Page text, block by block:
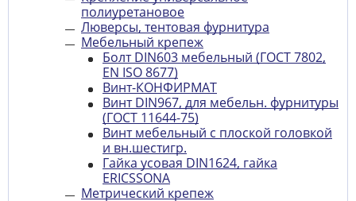
полиуретановое
Люверсы, тентовая фурнитура
Мебельный крепеж
Болт DIN603 мебельный (ГОСТ 7802,
EN ISO 8677)
Винт-КОНФИРМАТ
Винт DIN967, для мебельн. фурнитуры
(ГОСТ 11644-75)
Винт мебельный с плоской головкой
и вн.шестигр.
Гайка усовая DIN1624, гайка
ERICSSONA
Метрический крепеж